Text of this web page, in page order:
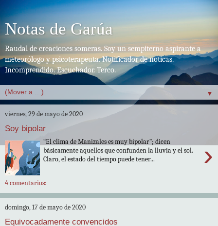
Notas de Garúa
Raudal de creaciones someras. Soy un sempiterno aspirante a
meteorólogo y psicoterapeuta. Notificador de noticas.
Incomprendido. Escuchador. Terco.
▼
viernes, 29 de mayo de 2020
Soy bipolar
›
“El clima de Manizales es muy bipolar”; dicen
básicamente aquellos que confunden la lluvia y el sol.
Claro, el estado del tiempo puede tener...
4 comentarios:
domingo, 17 de mayo de 2020
Equivocadamente convencidos